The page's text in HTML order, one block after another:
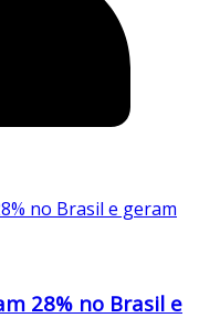
28% no Brasil e